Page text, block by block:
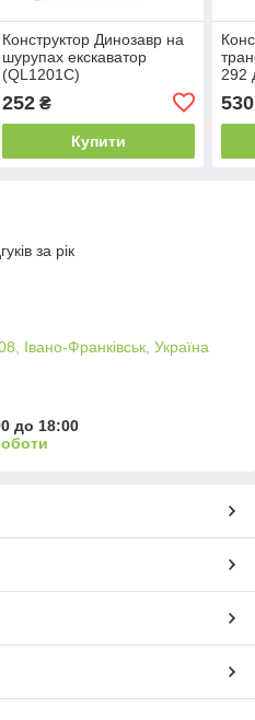
Конструктор Динозавр на
шурупах екскаватор
(QL1201C)
252₴
Купити
292
530
за рік
Івано-Франківськ, Україна
до 18:00